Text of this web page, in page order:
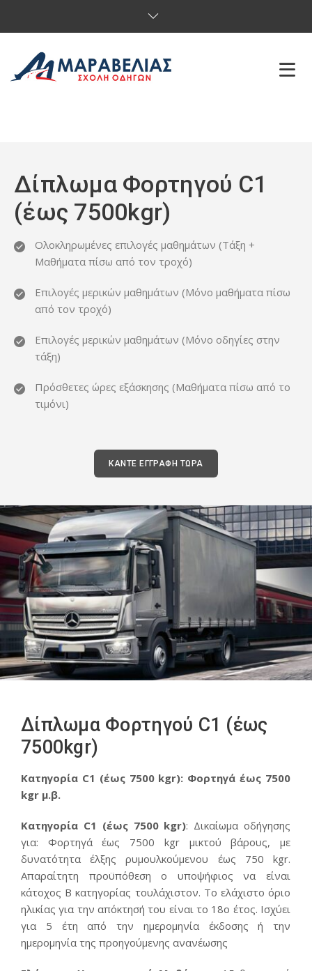
ΔΙΠΛΩΜΑΤΑ
ΥΠΗΡΕΣΙΕΣ
ONLINE ΕΞΕΤΑΣΕΙΣ
ΕΠΙΚΟΙΝΩΝΙΑ
Δίπλωμα Φορτηγού C1
(έως 7500kgr)
Ολοκληρωμένες επιλογές μαθημάτων (Τάξη +
Μαθήματα πίσω από τον τροχό)
Επιλογές μερικών μαθημάτων (Μόνο μαθήματα πίσω
από τον τροχό)
Επιλογές μερικών μαθημάτων (Μόνο οδηγίες στην
τάξη)
Πρόσθετες ώρες εξάσκησης (Μαθήματα πίσω από το
τιμόνι)
ΚΑΝΤΕ ΕΓΓΡΑΦΗ ΤΩΡΑ
Δίπλωμα Φορτηγού C1 (έως
7500kgr)
Κατηγορία C1 (έως 7500 kgr): Φορτηγά έως 7500
kgr μ.β.
Κατηγορία C1 (έως 7500 kgr): Δικαίωμα οδήγησης
για: Φορτηγά έως 7500 kgr μικτού βάρους, με
δυνατότητα έλξης ρυμουλκούμενου έως 750 kgr.
Απαραίτητη προϋπόθεση ο υποψήφιος να είναι
κάτοχος Β κατηγορίας τουλάχιστον. Το ελάχιστο όριο
ηλικίας για την απόκτησή του είναι το 18ο έτος. Ισχύει
για 5 έτη από την ημερομηνία έκδοσης ή την
ημερομηνία της προηγούμενης ανανέωσης